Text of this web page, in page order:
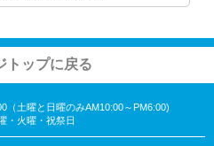
トップに戻る
（土曜と日曜のみAM10:00～PM6:00)
・火曜・祝祭日